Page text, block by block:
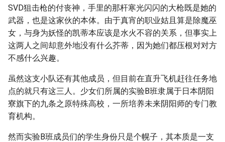
SVD狙击枪的付丧神，手里的那杆寒光闪闪的大枪既是她的
武器，也是这家伙的本体。由于真宵的职业姑且算是除魔巫
女，与身为妖怪的凯蒂本应该是水火不容的关系，但事实上
这两人之间却意外地没有什么芥蒂，因为她们都压根对对方
不感什么兴趣。
虽然这支小队还有其他成员，但目前在直升飞机赶往任务地
点的就只有这三人。少女们所属的实验B班隶属于日本阴阳
寮旗下的九条之原特殊高校，一所培养未来阴阳师的专门教
育机构。
然而实验B班成员们的学生身份只是个幌子，其本质是一支